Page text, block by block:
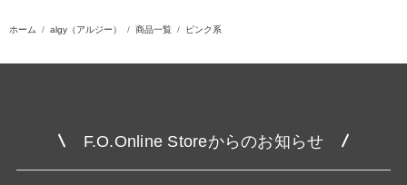
ホーム algy（アルジー） 商品一覧 ピンク系
F.O.Online Storeからのお知らせ